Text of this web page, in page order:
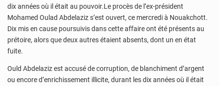
dix années où il était au pouvoir.Le procès de l’ex-président
Mohamed Oulad Abdelaziz s’est ouvert, ce mercredi à Nouakchott.
Dix mis en cause poursuivis dans cette affaire ont été présents au
prétoire, alors que deux autres étaient absents, dont un en état
fuite.
Ould Abdelaziz est accusé de corruption, de blanchiment d’argent
ou encore d’enrichissement illicite, durant les dix années où il était